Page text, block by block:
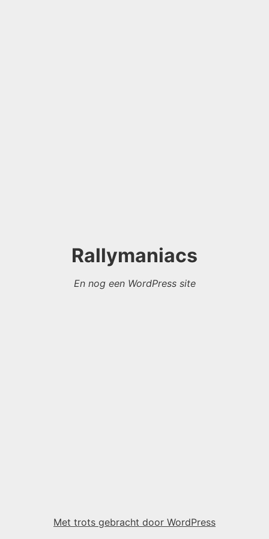
Rallymaniacs
En nog een WordPress site
Met trots gebracht door WordPress